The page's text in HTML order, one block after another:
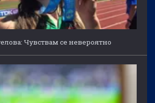
Чувствам се невероятно